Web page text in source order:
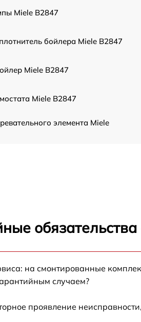
Miele B2847
бойлера Miele B2847
Miele B2847
Miele B2847
элемента Miele
(замена резинок,
кнопок) Miele B2847
на смонтированные
случаем?
проявление